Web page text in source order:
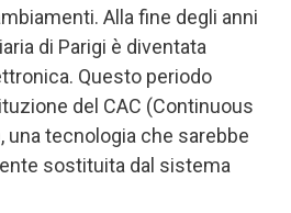
Alla fine degli anni
di Parigi è diventata
Questo periodo
del CAC (Continuous
una tecnologia che sarebbe
sostituita dal sistema